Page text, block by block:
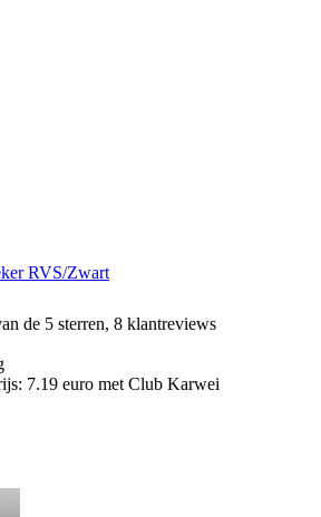
RVS/Zwart
de 5 sterren, 8 klantreviews
7.19 euro met Club Karwei